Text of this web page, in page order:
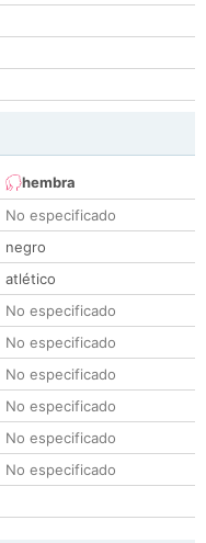
hembra
No especificado
negro
atlético
No especificado
No especificado
No especificado
No especificado
No especificado
No especificado